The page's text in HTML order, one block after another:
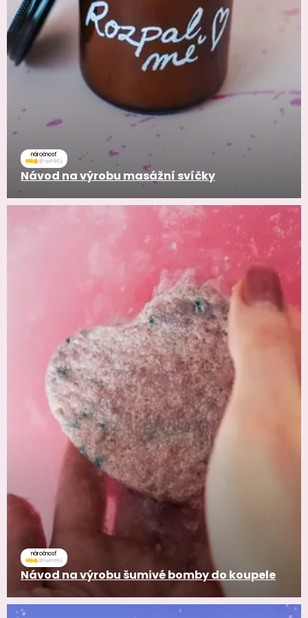
náročnosť
Návod na výrobu masážní svíčky
náročnosť
Návod na výrobu šumivé bomby do koupele